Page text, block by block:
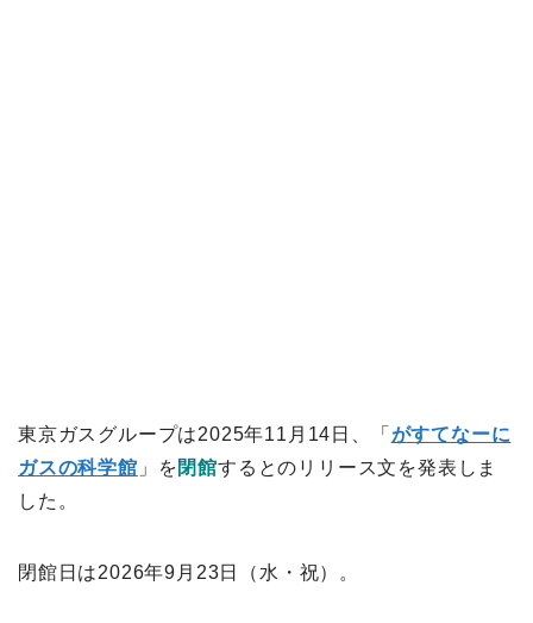
東京ガスグループは2025年11月14日、「 がすてなーに
ガスの科学館 」を閉館するとのリリース文を発表しま
した。
閉館日は2026年9月23日（水・祝）。